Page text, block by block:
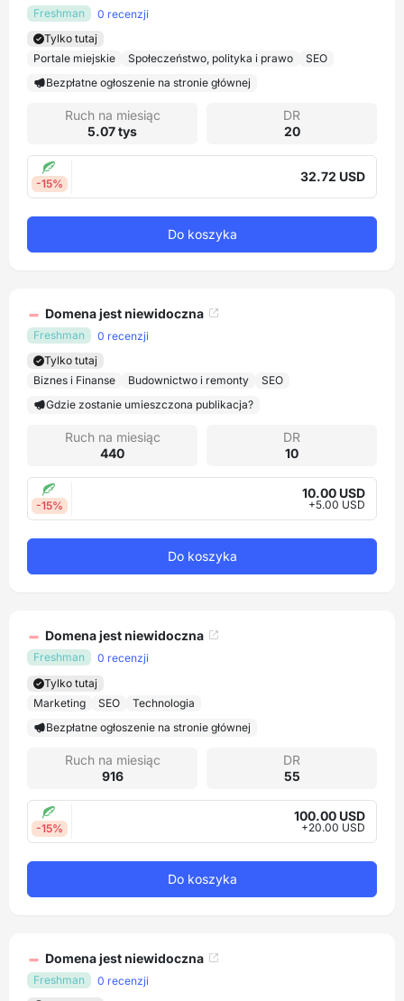
Freshman
0 recenzji
Tylko tutaj
Portale miejskie
Społeczeństwo, polityka i prawo
SEO
Bezpłatne ogłoszenie na stronie głównej
Ruch na miesiąc
5.07 tys
DR
20
-15% 32.72 USD
Do koszyka
Domena jest niewidoczna
Freshman
0 recenzji
Tylko tutaj
Biznes i Finanse
Budownictwo i remonty
SEO
Gdzie zostanie umieszczona publikacja?
Ruch na miesiąc
440
DR
10
-15%
10.00 USD
+5.00 USD
Do koszyka
Domena jest niewidoczna
Freshman
0 recenzji
Tylko tutaj
Marketing
SEO
Technologia
Bezpłatne ogłoszenie na stronie głównej
Ruch na miesiąc
916
DR
55
-15%
100.00 USD
+20.00 USD
Do koszyka
Domena jest niewidoczna
Freshman
0 recenzji